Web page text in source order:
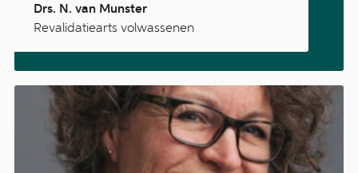
Drs. N. van Munster
Revalidatiearts volwassenen